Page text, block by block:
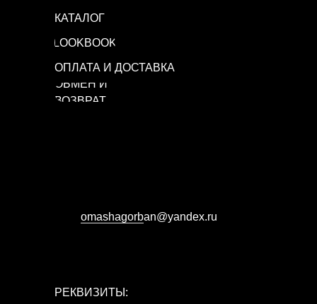
КАТАЛОГ
LOOKBOOK
ОБМЕН И
ВОЗВРАТ
ОПЛАТА И ДОСТАВКА
omashagorbаn@yandex.ru
РЕКВИЗИТЫ: